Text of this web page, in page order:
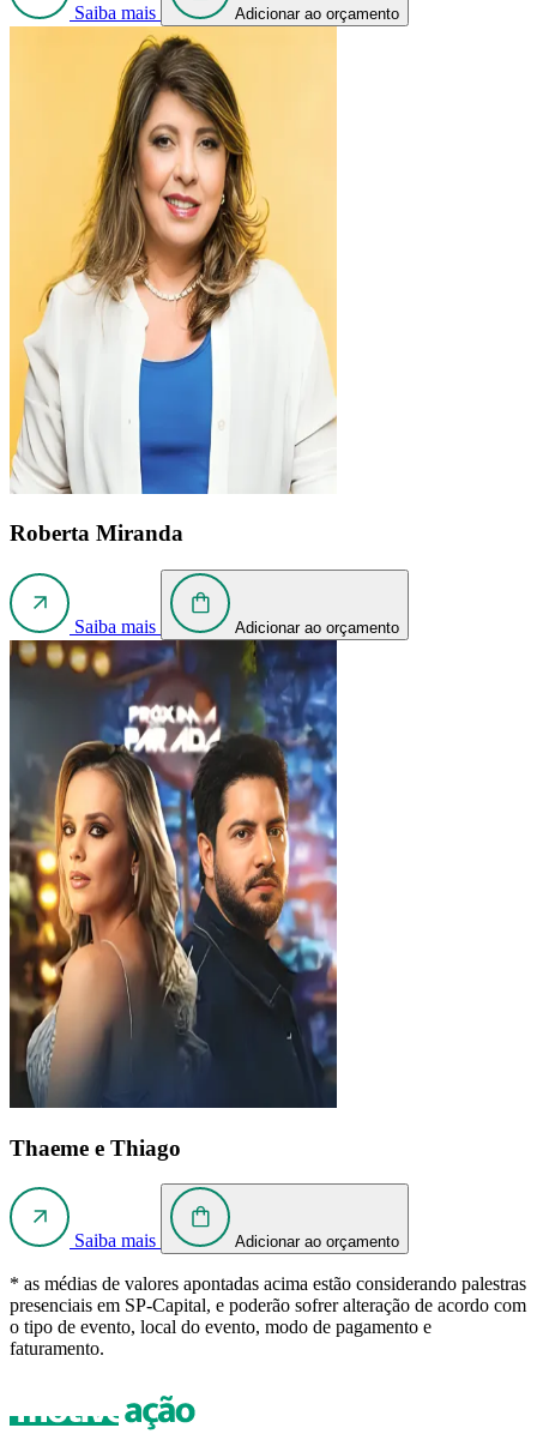
Saiba mais Adicionar ao orçamento
Roberta Miranda
Saiba mais Adicionar ao orçamento
Thaeme e Thiago
Saiba mais Adicionar ao orçamento
* as médias de valores apontadas acima estão considerando palestras
presenciais em SP-Capital, e poderão sofrer alteração de acordo com
o tipo de evento, local do evento, modo de pagamento e
faturamento.